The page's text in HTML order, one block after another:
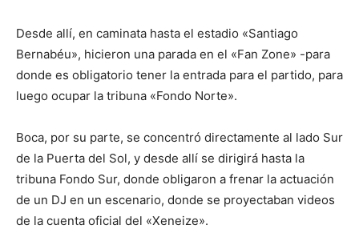
Desde allí, en caminata hasta el estadio «Santiago
Bernabéu», hicieron una parada en el «Fan Zone» -para
donde es obligatorio tener la entrada para el partido, para
luego ocupar la tribuna «Fondo Norte».
Boca, por su parte, se concentró directamente al lado Sur
de la Puerta del Sol, y desde allí se dirigirá hasta la
tribuna Fondo Sur, donde obligaron a frenar la actuación
de un DJ en un escenario, donde se proyectaban videos
de la cuenta oficial del «Xeneize».